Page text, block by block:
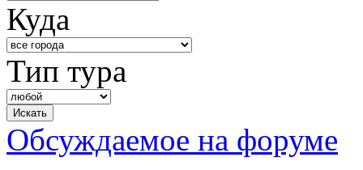
Куда
Тип тура
Обсуждаемое на форуме